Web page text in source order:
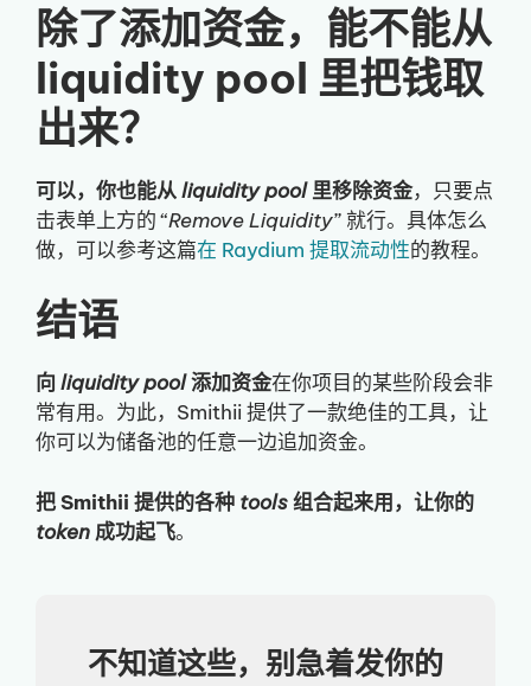
除了添加资金，能不能从
liquidity pool 里把钱取
出来？
可以，你也能从liquidity pool里移除资金，只要点
击表单上方的 “Remove Liquidity” 就行。具体怎么
做，可以参考这篇在 Raydium 提取流动性的教程。
结语
向 liquidity pool添加资金在你项目的某些阶段会非
常有用。为此，Smithii 提供了一款绝佳的工具，让
你可以为储备池的任意一边追加资金。
把 Smithii 提供的各种 tools组合起来用，让你的
token 成功起飞。
不知道这些，别急着发你的